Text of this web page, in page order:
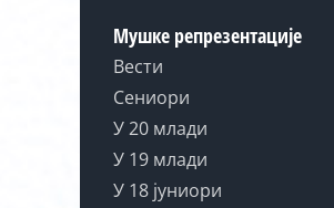
Мушке репрезентације
Вести
Сениори
У 20 млади
У 19 млади
У 18 јуниори